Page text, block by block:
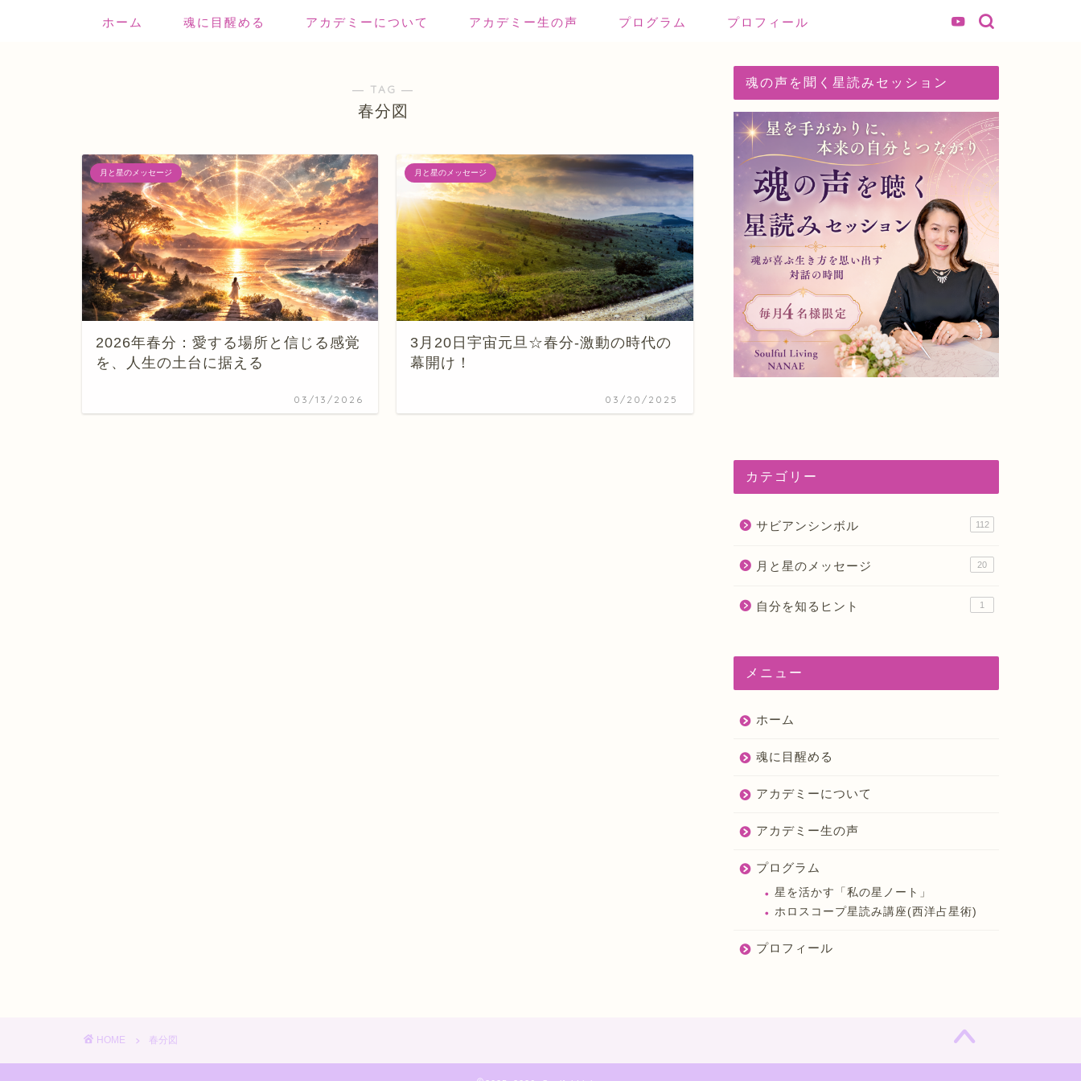
ホーム 魂に目醒める アカデミーについて アカデミー生の声 プログラム プロフィール
― TAG ―
春分図
月と星のメッセージ
2026年春分：愛する場所と信じる感覚
を、人生の土台に据える
03/13/2026
月と星のメッセージ
3月20日宇宙元旦☆春分-激動の時代の
幕開け！
03/20/2025
魂の声を聞く星読みセッション
カテゴリー
サビアンシンボル 112
月と星のメッセージ 20
自分を知るヒント 1
メニュー
ホーム
魂に目醒める
アカデミーについて
アカデミー生の声
プログラム
星を活かす「私の星ノート」
ホロスコープ星読み講座(西洋占星術)
プロフィール
HOME 春分図